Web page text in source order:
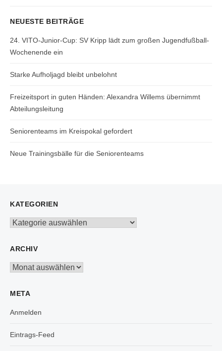
NEUESTE BEITRÄGE
24. VITO-Junior-Cup: SV Kripp lädt zum großen Jugendfußball-
Wochenende ein
Starke Aufholjagd bleibt unbelohnt
Freizeitsport in guten Händen: Alexandra Willems übernimmt
Abteilungsleitung
Seniorenteams im Kreispokal gefordert
Neue Trainingsbälle für die Seniorenteams
KATEGORIEN
Kategorien
ARCHIV
Archiv
META
Anmelden
Eintrags-Feed